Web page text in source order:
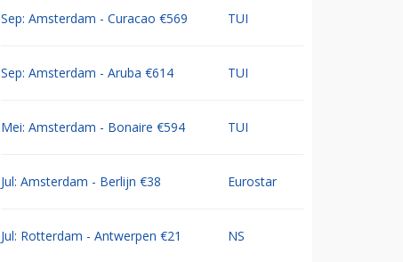
Sep: Amsterdam - Curacao €569 TUI
Sep: Amsterdam - Aruba €614 TUI
Mei: Amsterdam - Bonaire €594 TUI
Jul: Amsterdam - Berlijn €38 Eurostar
Jul: Rotterdam - Antwerpen €21 NS